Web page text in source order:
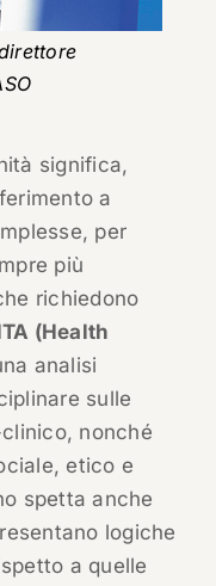
significa,
a
per
più
richiedono
(Health
analisi
sulle
nonché
etico e
spetta anche
logiche
a quelle